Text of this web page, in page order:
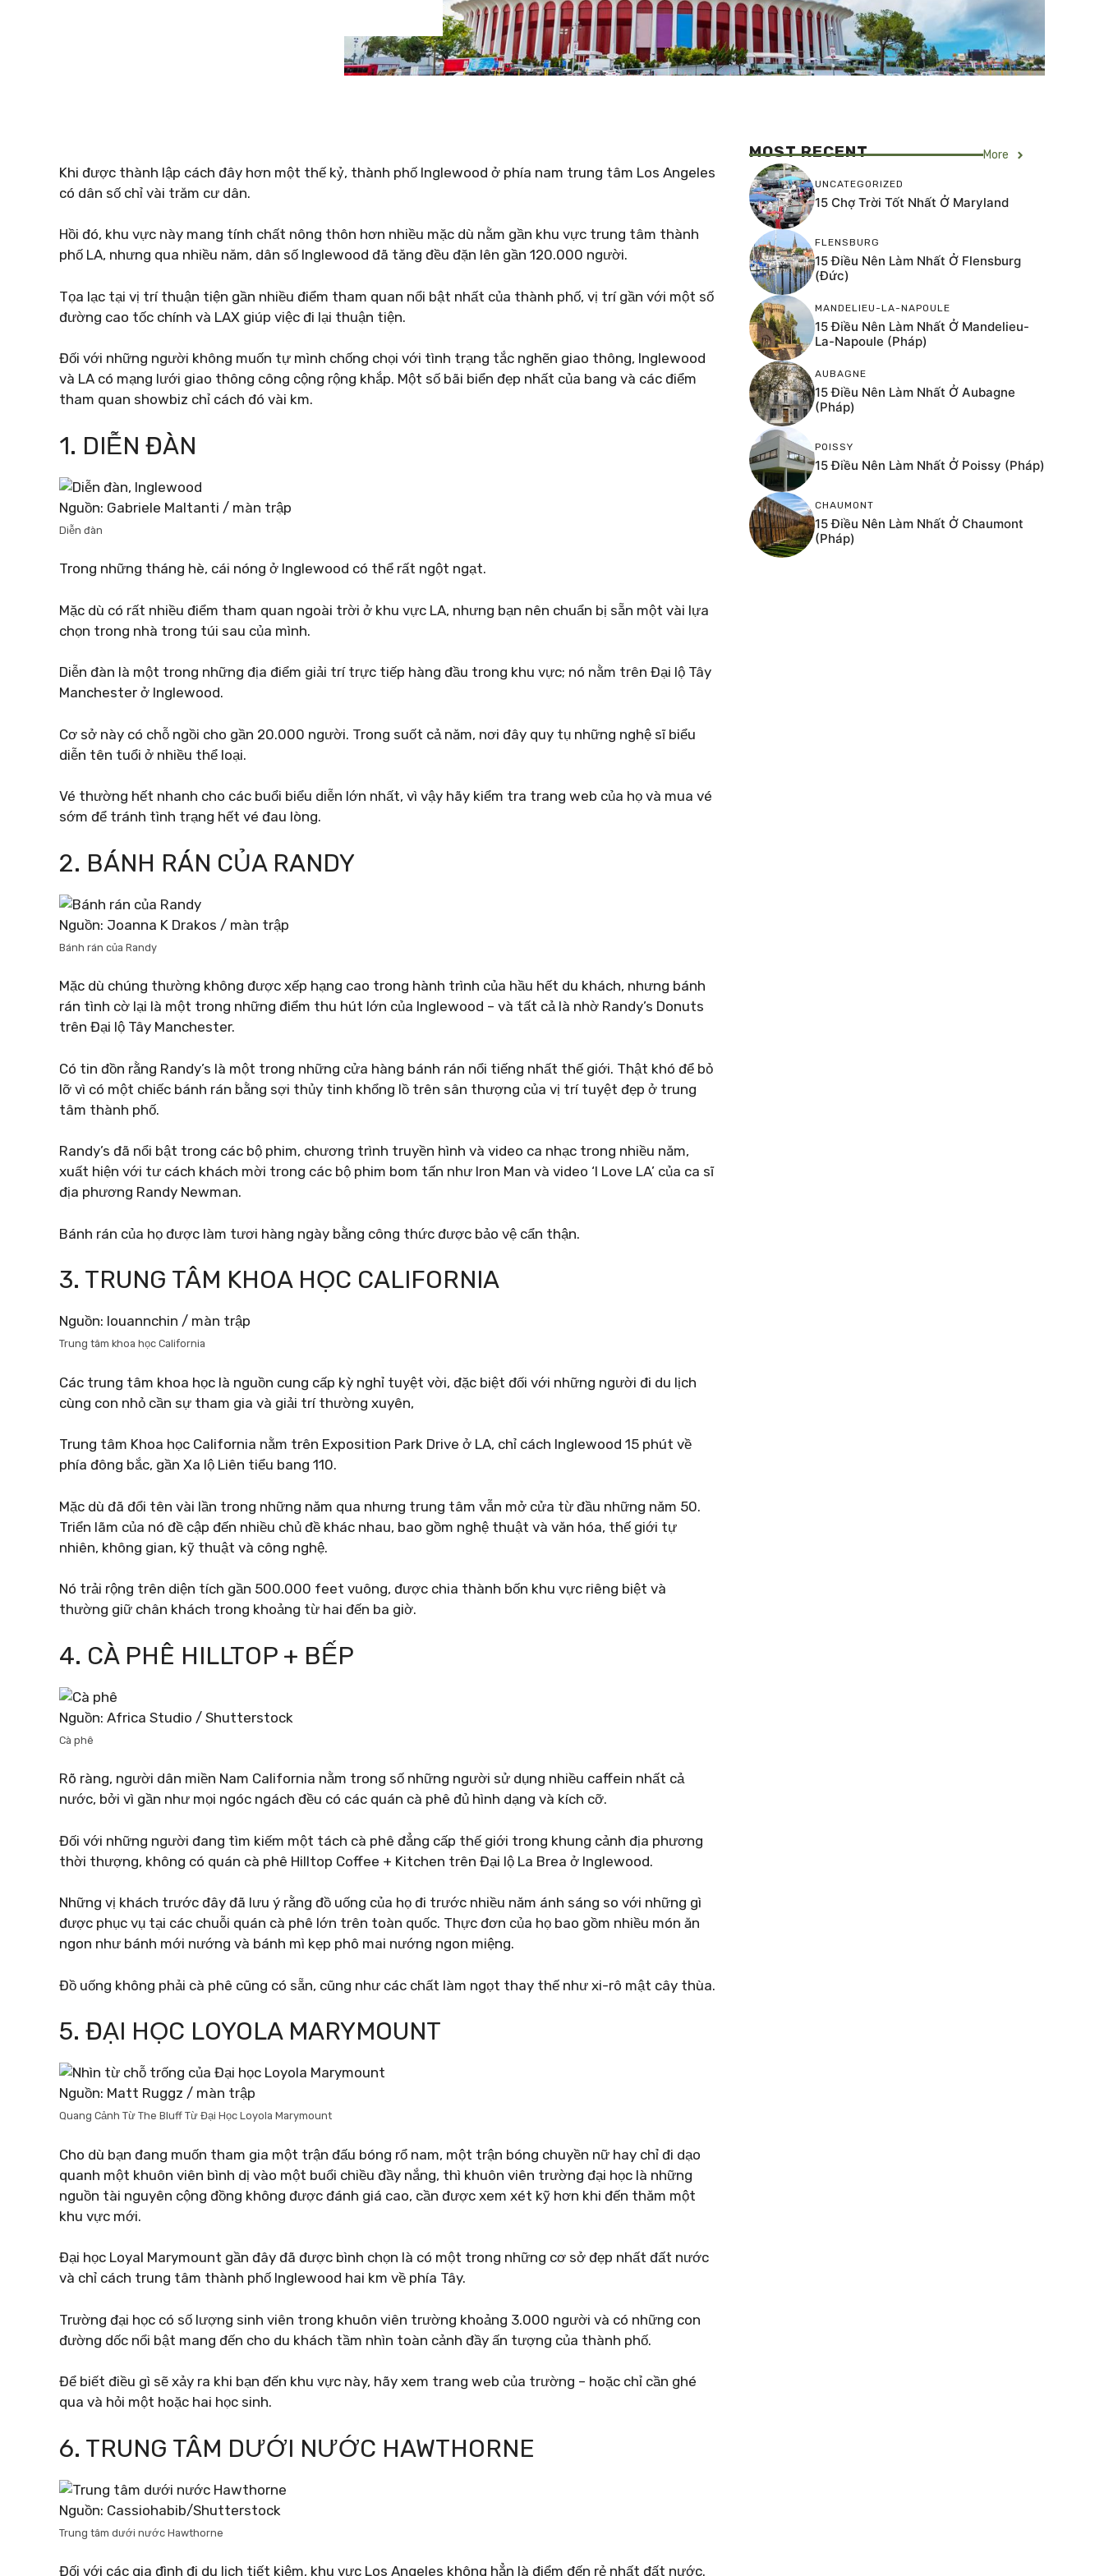
Khi được thành lập cách đây hơn một thế kỷ, thành phố Inglewood ở phía nam trung tâm Los Angeles
có dân số chỉ vài trăm cư dân.
Hồi đó, khu vực này mang tính chất nông thôn hơn nhiều mặc dù nằm gần khu vực trung tâm thành
phố LA, nhưng qua nhiều năm, dân số Inglewood đã tăng đều đặn lên gần 120.000 người.
Tọa lạc tại vị trí thuận tiện gần nhiều điểm tham quan nổi bật nhất của thành phố, vị trí gần với một số
đường cao tốc chính và LAX giúp việc đi lại thuận tiện.
Đối với những người không muốn tự mình chống chọi với tình trạng tắc nghẽn giao thông, Inglewood
và LA có mạng lưới giao thông công cộng rộng khắp. Một số bãi biển đẹp nhất của bang và các điểm
tham quan showbiz chỉ cách đó vài km.
1. DIỄN ĐÀN
Nguồn: Gabriele Maltanti / màn trập
Diễn đàn
Trong những tháng hè, cái nóng ở Inglewood có thể rất ngột ngạt.
Mặc dù có rất nhiều điểm tham quan ngoài trời ở khu vực LA, nhưng bạn nên chuẩn bị sẵn một vài lựa
chọn trong nhà trong túi sau của mình.
Diễn đàn là một trong những địa điểm giải trí trực tiếp hàng đầu trong khu vực; nó nằm trên Đại lộ Tây
Manchester ở Inglewood.
Cơ sở này có chỗ ngồi cho gần 20.000 người. Trong suốt cả năm, nơi đây quy tụ những nghệ sĩ biểu
diễn tên tuổi ở nhiều thể loại.
Vé thường hết nhanh cho các buổi biểu diễn lớn nhất, vì vậy hãy kiểm tra trang web của họ và mua vé
sớm để tránh tình trạng hết vé đau lòng.
2. BÁNH RÁN CỦA RANDY
Nguồn: Joanna K Drakos / màn trập
Bánh rán của Randy
Mặc dù chúng thường không được xếp hạng cao trong hành trình của hầu hết du khách, nhưng bánh
rán tình cờ lại là một trong những điểm thu hút lớn của Inglewood – và tất cả là nhờ Randy’s Donuts
trên Đại lộ Tây Manchester.
Có tin đồn rằng Randy’s là một trong những cửa hàng bánh rán nổi tiếng nhất thế giới. Thật khó để bỏ
lỡ vì có một chiếc bánh rán bằng sợi thủy tinh khổng lồ trên sân thượng của vị trí tuyệt đẹp ở trung
tâm thành phố.
Randy’s đã nổi bật trong các bộ phim, chương trình truyền hình và video ca nhạc trong nhiều năm,
xuất hiện với tư cách khách mời trong các bộ phim bom tấn như Iron Man và video ‘I Love LA’ của ca sĩ
địa phương Randy Newman.
Bánh rán của họ được làm tươi hàng ngày bằng công thức được bảo vệ cẩn thận.
3. TRUNG TÂM KHOA HỌC CALIFORNIA
Nguồn: louannchin / màn trập
Trung tâm khoa học California
Các trung tâm khoa học là nguồn cung cấp kỳ nghỉ tuyệt vời, đặc biệt đối với những người đi du lịch
cùng con nhỏ cần sự tham gia và giải trí thường xuyên,
Trung tâm Khoa học California nằm trên Exposition Park Drive ở LA, chỉ cách Inglewood 15 phút về
phía đông bắc, gần Xa lộ Liên tiểu bang 110.
Mặc dù đã đổi tên vài lần trong những năm qua nhưng trung tâm vẫn mở cửa từ đầu những năm 50.
Triển lãm của nó đề cập đến nhiều chủ đề khác nhau, bao gồm nghệ thuật và văn hóa, thế giới tự
nhiên, không gian, kỹ thuật và công nghệ.
Nó trải rộng trên diện tích gần 500.000 feet vuông, được chia thành bốn khu vực riêng biệt và
thường giữ chân khách trong khoảng từ hai đến ba giờ.
4. CÀ PHÊ HILLTOP + BẾP
Nguồn: Africa Studio / Shutterstock
Cà phê
Rõ ràng, người dân miền Nam California nằm trong số những người sử dụng nhiều caffein nhất cả
nước, bởi vì gần như mọi ngóc ngách đều có các quán cà phê đủ hình dạng và kích cỡ.
Đối với những người đang tìm kiếm một tách cà phê đẳng cấp thế giới trong khung cảnh địa phương
thời thượng, không có quán cà phê Hilltop Coffee + Kitchen trên Đại lộ La Brea ở Inglewood.
Những vị khách trước đây đã lưu ý rằng đồ uống của họ đi trước nhiều năm ánh sáng so với những gì
được phục vụ tại các chuỗi quán cà phê lớn trên toàn quốc. Thực đơn của họ bao gồm nhiều món ăn
ngon như bánh mới nướng và bánh mì kẹp phô mai nướng ngon miệng.
Đồ uống không phải cà phê cũng có sẵn, cũng như các chất làm ngọt thay thế như xi-rô mật cây thùa.
5. ĐẠI HỌC LOYOLA MARYMOUNT
Nguồn: Matt Ruggz / màn trập
Quang Cảnh Từ The Bluff Từ Đại Học Loyola Marymount
Cho dù bạn đang muốn tham gia một trận đấu bóng rổ nam, một trận bóng chuyền nữ hay chỉ đi dạo
quanh một khuôn viên bình dị vào một buổi chiều đầy nắng, thì khuôn viên trường đại học là những
nguồn tài nguyên cộng đồng không được đánh giá cao, cần được xem xét kỹ hơn khi đến thăm một
khu vực mới.
Đại học Loyal Marymount gần đây đã được bình chọn là có một trong những cơ sở đẹp nhất đất nước
và chỉ cách trung tâm thành phố Inglewood hai km về phía Tây.
Trường đại học có số lượng sinh viên trong khuôn viên trường khoảng 3.000 người và có những con
đường dốc nổi bật mang đến cho du khách tầm nhìn toàn cảnh đầy ấn tượng của thành phố.
Để biết điều gì sẽ xảy ra khi bạn đến khu vực này, hãy xem trang web của trường – hoặc chỉ cần ghé
qua và hỏi một hoặc hai học sinh.
6. TRUNG TÂM DƯỚI NƯỚC HAWTHORNE
Nguồn: Cassiohabib/Shutterstock
Trung tâm dưới nước Hawthorne
Đối với các gia đình đi du lịch tiết kiệm, khu vực Los Angeles không hẳn là điểm đến rẻ nhất đất nước.
MOST RECENT More
UNCATEGORIZED
15 Chợ Trời Tốt Nhất Ở Maryland
FLENSBURG
15 Điều Nên Làm Nhất Ở Flensburg
(Đức)
MANDELIEU-LA-NAPOULE
15 Điều Nên Làm Nhất Ở Mandelieu-
La-Napoule (Pháp)
AUBAGNE
15 Điều Nên Làm Nhất Ở Aubagne
(Pháp)
POISSY
15 Điều Nên Làm Nhất Ở Poissy (Pháp)
CHAUMONT
15 Điều Nên Làm Nhất Ở Chaumont
(Pháp)